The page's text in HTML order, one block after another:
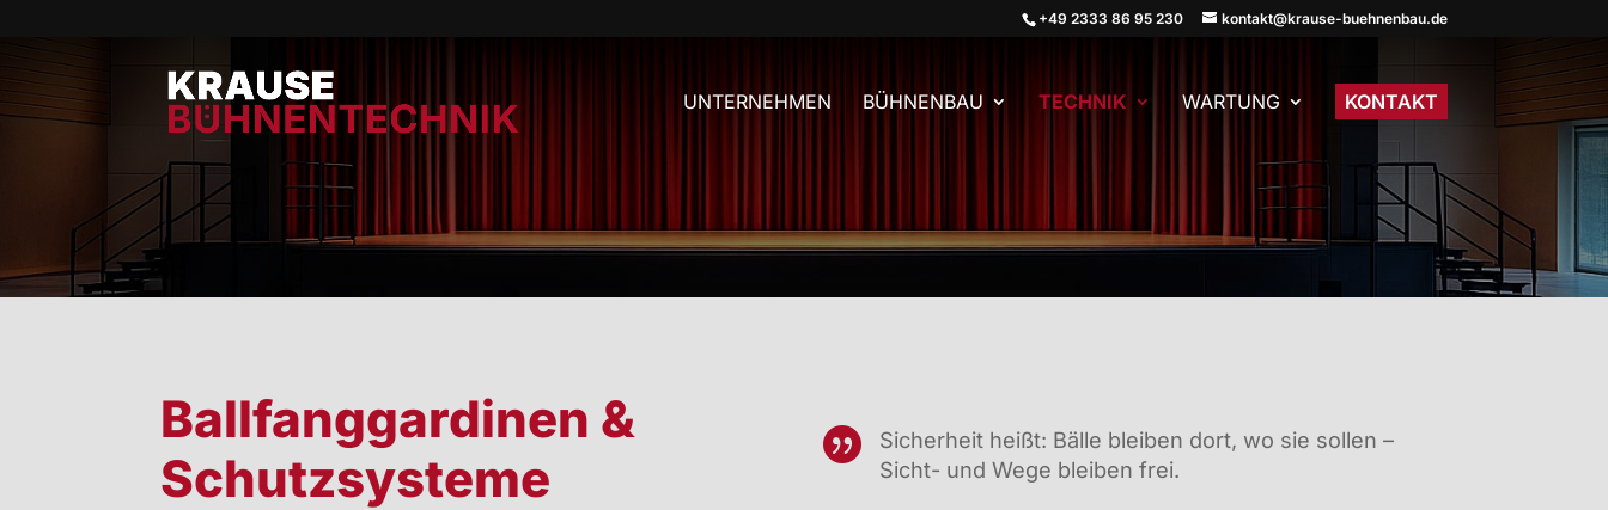
+49 2333 86 95 230 kontakt@krause-buehnenbau.de
UNTERNEHMEN BÜHNENBAU TECHNIK WARTUNG KONTAKT
Ballfanggardinen &
Schutzsysteme

Sicherheit heißt: Bälle bleiben dort, wo sie sollen –
Sicht- und Wege bleiben frei.